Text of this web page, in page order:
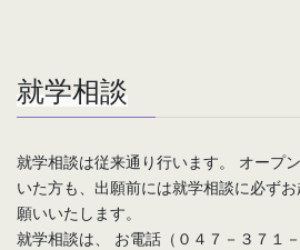
就学相談
就学相談は従来通り行います。 オープ
いた方も、出願前には就学相談に必ず
願いいたします。
就学相談は、 お電話（０４７－３７１